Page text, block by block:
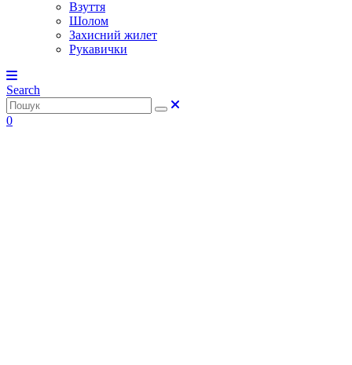
Взуття
Шолом
Захисний жилет
Рукавички
Search
0